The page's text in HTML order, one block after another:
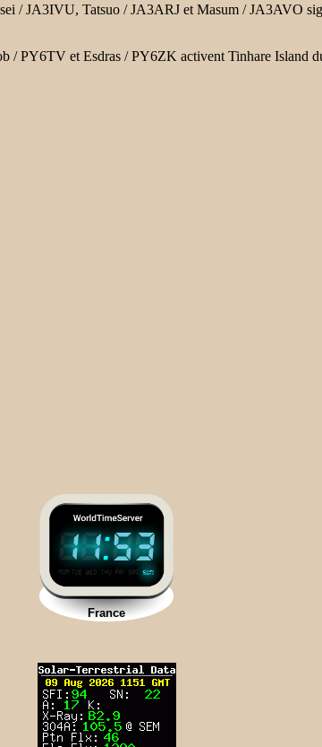
/ JA3IVU, Tatsuo / JA3ARJ et Masum / JA3AVO
/ PY6TV et Esdras / PY6ZK activent Tinhare Island